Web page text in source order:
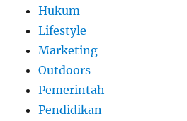
Hukum
Lifestyle
Marketing
Outdoors
Pemerintah
Pendidikan